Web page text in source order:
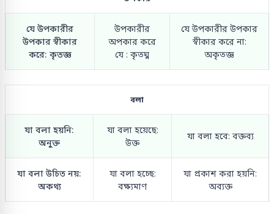
যে উপকারীর
উপকার স্বীকার
করে: কৃতজ্ঞ
উপকারীর
অপকার করে
যে : কৃতঘ্ন
যে উপকারীর উপকার
স্বীকার করে না:
অকৃতজ্ঞ
বলা
যা বলা হয়নি:
অনুক্ত
যা বলা হয়েছে:
উক্ত
যা বলা হবে: বক্তব্য
যা বলা উচিত নয়:
অকথ্য
যা বলা হচ্ছে:
বক্ষ্যমাণ
যা প্রকাশ করা হয়নি:
অব্যক্ত